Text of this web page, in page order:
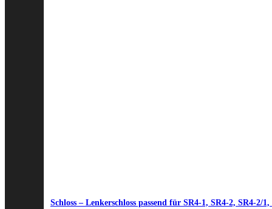
Schloss – Lenkerschloss passend für SR4-1, SR4-2, SR4-2/